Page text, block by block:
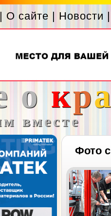
| О сайте | Новости |
о кра
вместе
Фото